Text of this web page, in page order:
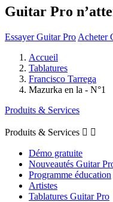
Guitar Pro
Essayer Guitar Pro Acheter
Accueil
Tablatures
Francisco Tarrega
Mazurka en la - N°1
Produits & Services
Produits & Services  
Démo gratuite
Nouveautés Guitar
Programme éducation
Artistes
Tablatures Guitar Pro